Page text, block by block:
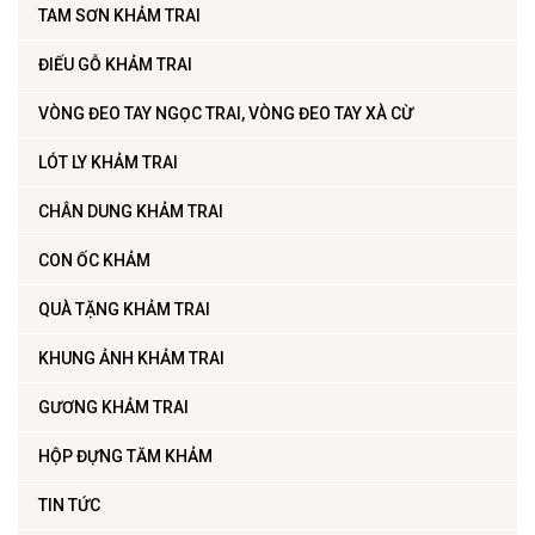
TAM SƠN KHẢM TRAI
ĐIẾU GỖ KHẢM TRAI
VÒNG ĐEO TAY NGỌC TRAI, VÒNG ĐEO TAY XÀ CỪ
LÓT LY KHẢM TRAI
CHÂN DUNG KHẢM TRAI
CON ỐC KHẢM
QUÀ TẶNG KHẢM TRAI
KHUNG ẢNH KHẢM TRAI
GƯƠNG KHẢM TRAI
HỘP ĐỰNG TĂM KHẢM
TIN TỨC